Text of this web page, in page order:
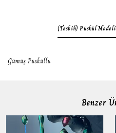
(Tesbih) Püskül Modeli
Gümüş Püsküllü
Benzer